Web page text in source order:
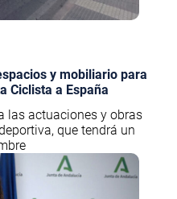
y mobiliario para
Ciclista a España
las actuaciones y obras
que tendrá un